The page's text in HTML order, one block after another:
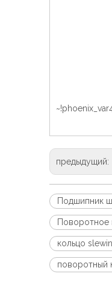
предыдущий:
Подшипник
Поворотное
кольцо
поворотный